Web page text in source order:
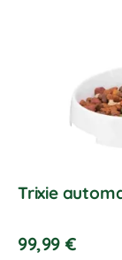
Trixie
99,99 €